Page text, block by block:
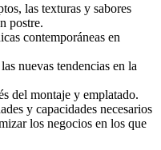
las texturas y sabores
postre.
contemporáneas en
nuevas tendencias en la
del montaje y emplatado.
y capacidades necesarios
los negocios en los que